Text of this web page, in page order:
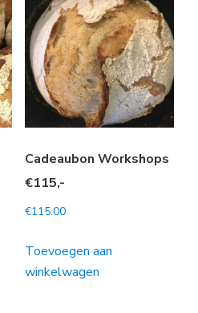
Cadeaubon Workshops
€115,-
€115.00
Toevoegen aan
winkelwagen